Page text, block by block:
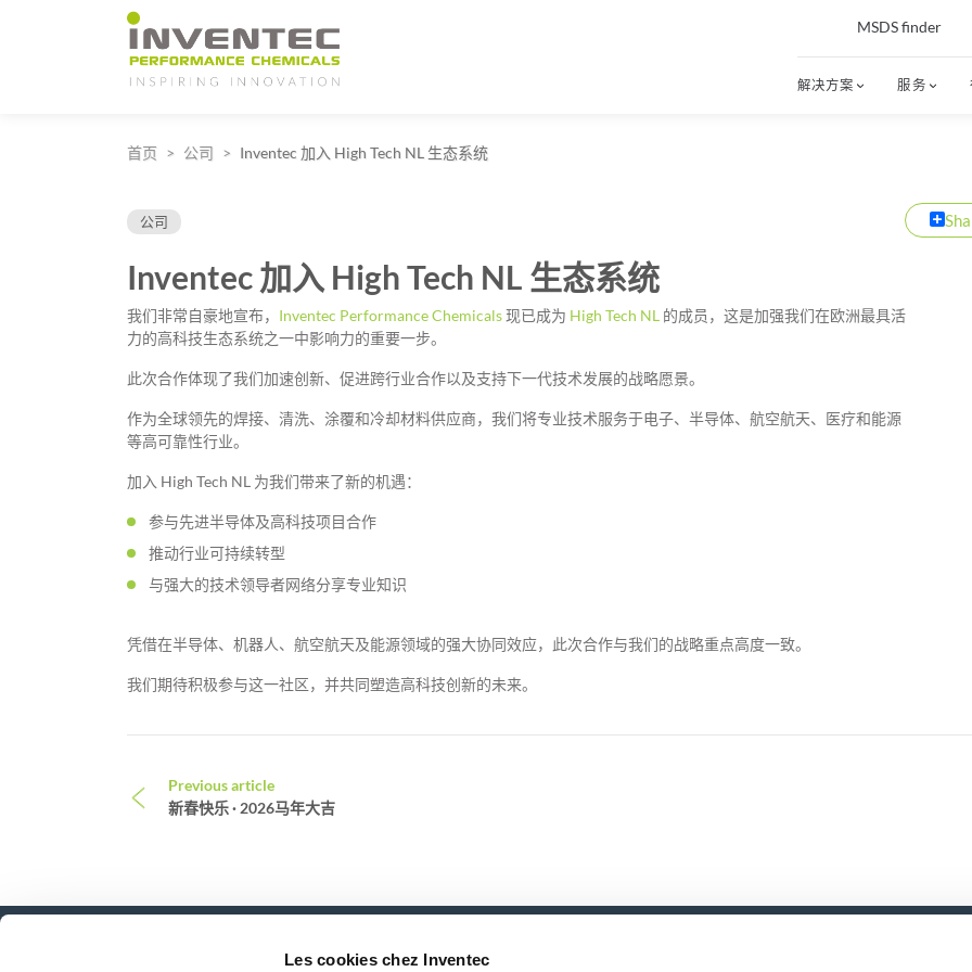
Les cookies chez Inventec
Main Navigation
MSDS finder
解决方案 服务
首页 公司 Inventec 加入 High Tech NL 生态系统
公司
Inventec 加入 High Tech NL 生态系统
我们非常自豪地宣布， Inventec Performance Chemicals现已成为 High Tech NL 的成员，这是加强我们在欧洲最具活
力的高科技生态系统之一中影响力的重要一步。
此次合作体现了我们加速创新、促进跨行业合作以及支持下一代技术发展的战略愿景。
作为全球领先的焊接、清洗、涂覆和冷却材料供应商，我们将专业技术服务于电子、半导体、航空航天、医疗和能源
等高可靠性行业。
加入 High Tech NL 为我们带来了新的机遇：
参与先进半导体及高科技项目合作
推动行业可持续转型
与强大的技术领导者网络分享专业知识
凭借在半导体、机器人、航空航天及能源领域的强大协同效应，此次合作与我们的战略重点高度一致。
我们期待积极参与这一社区，并共同塑造高科技创新的未来。
Post navigation
Previous article
新春快乐 · 2026马年大吉